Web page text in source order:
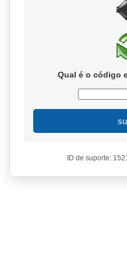
Qual é o código
ID de suporte: